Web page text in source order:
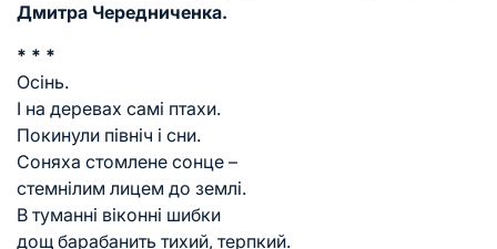
Дмитра Чередниченка.
* * *
Осінь.
І на деревах самі птахи.
Покинули північ і сни.
Соняха стомлене сонце –
стемнілим лицем до землі.
В туманні віконні шибки
дощ барабанить тихий, терпкий.